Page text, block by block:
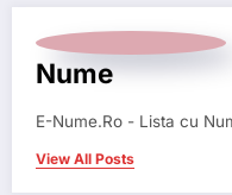
Nume
E-Nume.Ro - Lista cu
View All Posts